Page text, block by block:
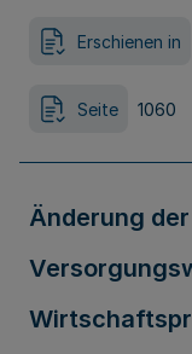
Erschienen in
Seite 1060
Änderung